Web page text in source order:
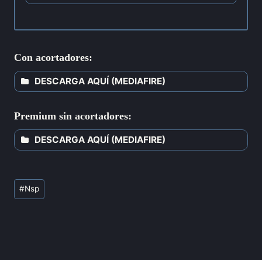
Con acortadores:
DESCARGA AQUÍ (MEDIAFIRE)
Premium sin acortadores:
DESCARGA AQUÍ (MEDIAFIRE)
#Nsp